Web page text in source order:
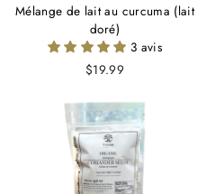
Mélange de lait au curcuma (lait
doré)
3 avis
$19.99